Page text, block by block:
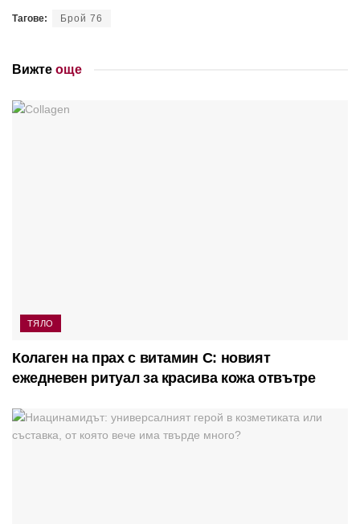
Тагове: Брой 76
Вижте още
ТЯЛО
Колаген на прах с витамин C: новият
ежедневен ритуал за красива кожа отвътре